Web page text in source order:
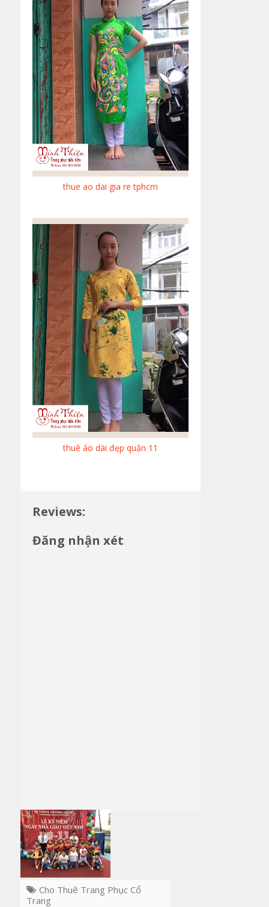
thue ao dai gia re tphcm
thuê áo dài đẹp quận 11
Reviews:
Đăng nhận xét
Cho Thuê Trang Phục Cổ
Trang